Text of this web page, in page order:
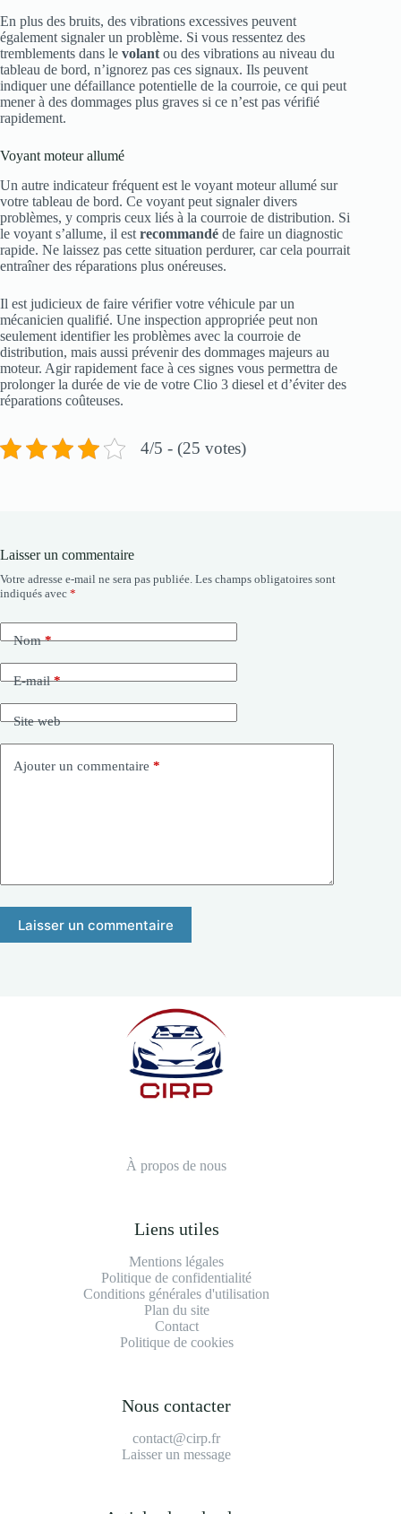
En plus des bruits, des vibrations excessives peuvent
également signaler un problème. Si vous ressentez des
tremblements dans le volantou des vibrations au niveau du
tableau de bord, n’ignorez pas ces signaux. Ils peuvent
indiquer une défaillance potentielle de la courroie, ce qui peut
mener à des dommages plus graves si ce n’est pas vérifié
rapidement.
Voyant moteur allumé
Un autre indicateur fréquent est le voyant moteur allumé sur
votre tableau de bord. Ce voyant peut signaler divers
problèmes, y compris ceux liés à la courroie de distribution. Si
le voyant s’allume, il est recommandé de faire un diagnostic
rapide. Ne laissez pas cette situation perdurer, car cela pourrait
entraîner des réparations plus onéreuses.
Il est judicieux de faire vérifier votre véhicule par un
mécanicien qualifié. Une inspection appropriée peut non
seulement identifier les problèmes avec la courroie de
distribution, mais aussi prévenir des dommages majeurs au
moteur. Agir rapidement face à ces signes vous permettra de
prolonger la durée de vie de votre Clio 3 diesel et d’éviter des
réparations coûteuses.
4/5 - (25 votes)
Laisser un commentaire
Votre adresse e-mail ne sera pas publiée. Les champs obligatoires sont
indiqués avec *
Nom*
E-mail*
Site web
Ajouter un commentaire *
Laisser un commentaire
À propos de nous
Liens utiles
Mentions légales
Politique de confidentialité
Conditions générales d'utilisation
Plan du site
Contact
Politique de cookies
Nous contacter
contact@cirp.fr
Laisser un message